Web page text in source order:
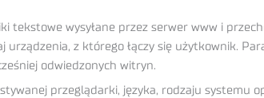
tekstowe wysyłane przez serwer www i
urządzenia, z którego łączy się użytkownik.
odwiedzonych witryn.
przeglądarki, języka, rodzaju systemu